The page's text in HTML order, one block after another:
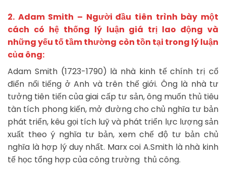
2. Adam Smith – Người đầu tiên trình bày một
cách có hệ thống lý luận giá trị lao động và
những yếu tố tầm thường còn tồn tại trong lý luận
của ông:
Adam Smith (1723-1790) là nhà kinh tế chính trị cổ
điển nổi tiếng ở Anh và trên thế giới. Ông là nhà tư
tưởng tiên tiến của giai cấp tư sản, ông muốn thủ tiêu
tàn tích phong kiến, mở đường cho chủ nghĩa tư bản
phát triển, kêu gọi tích luỹ và phát triển lực lượng sản
xuất theo ý nghĩa tư bản, xem chế độ tư bản chủ
nghĩa là hợp lý duy nhất. Marx coi A.Smith là nhà kinh
tế học tổng hợp của công trường thủ công.